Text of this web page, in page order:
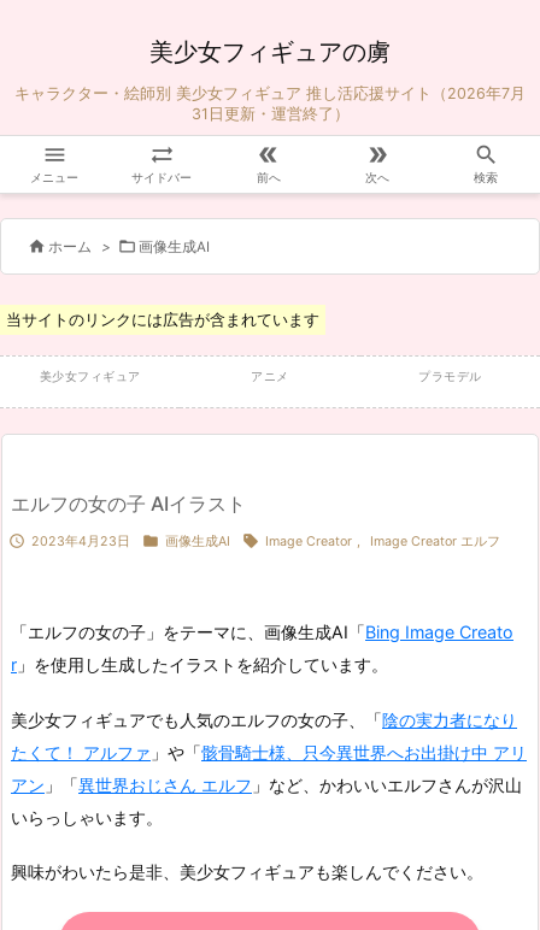
美少女フィギュアの虜
キャラクター・絵師別 美少女フィギュア 推し活応援サイト（2026年7月
31日更新・運営終了）

メニュー

サイドバー

前へ

次へ

検索
 ホーム >  画像生成AI
当サイトのリンクには広告が含まれています
美少女フィギュア アニメ プラモデル
エルフの女の子 AIイラスト
 2023年4月23日  画像生成AI  Image Creator , Image Creator エルフ
「エルフの女の子」をテーマに、画像生成AI「Bing Image Creato
r 」を使用し生成したイラストを紹介しています。
美少女フィギュアでも人気のエルフの女の子、「陰の実力者になり
たくて！ アルファ 」や「骸骨騎士様、只今異世界へお出掛け中 アリ
アン 」「異世界おじさん エルフ 」など、かわいいエルフさんが沢山
いらっしゃいます。
興味がわいたら是非、美少女フィギュアも楽しんでください。